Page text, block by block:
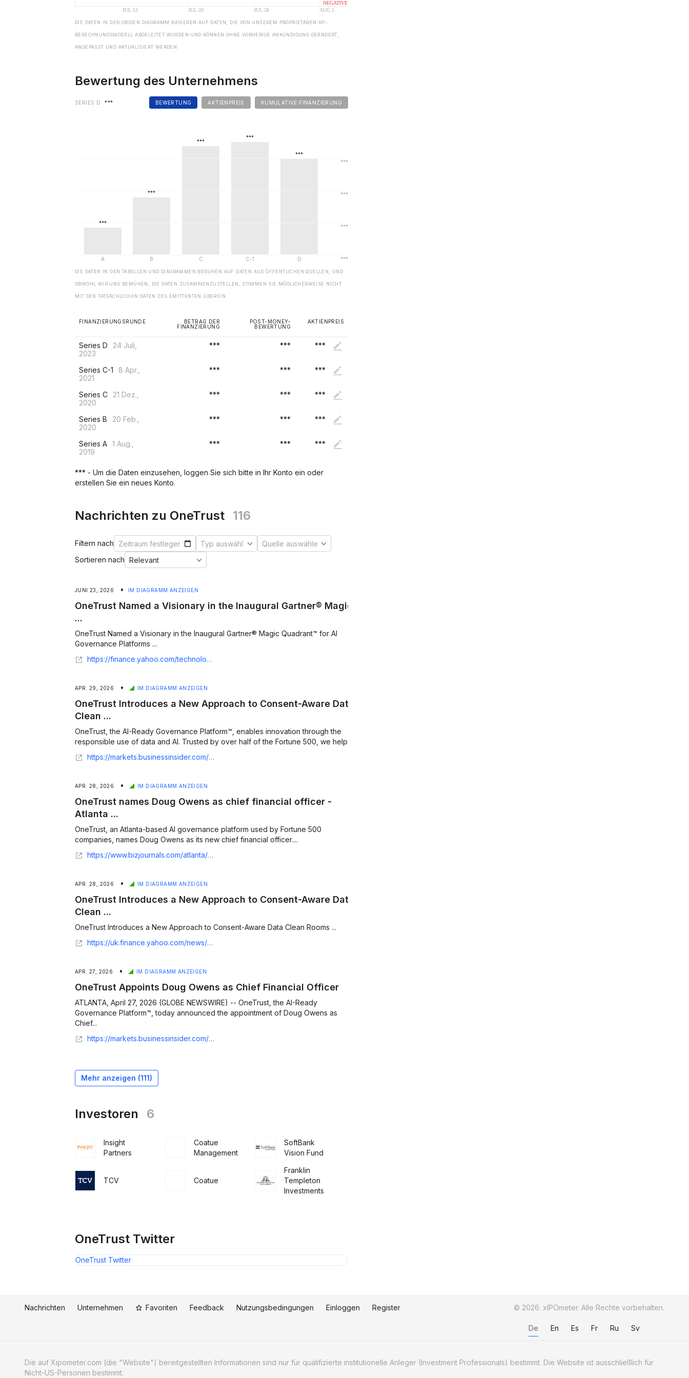
DIE DATEN IN DER OBIGEN DIAGRAMM BASIEREN AUF DATEN, DIE VON UNSEREM PROPRIETÄREN XP-
BERECHNUNGSMODELL ABGELEITET WURDEN UND KÖNNEN OHNE VORHERIGE ANKÜNDIGUNG GEÄNDERT,
ANGEPASST UND AKTUALISIERT WERDEN.
Bewertung des Unternehmens
BEWERTUNG AKTIENPREIS KUMULATIVE FINANZIERUNG
SERIES D ***
DIE DATEN IN DEN TABELLEN UND DIAGRAMMEN BERUHEN AUF DATEN AUS ÖFFENTLICHEN QUELLEN, UND
OBWOHL WIR UNS BEMÜHEN, DIE DATEN ZUSAMMENZUSTELLEN, STIMMEN SIE MÖGLICHERWEISE NICHT
MIT DEN TATSÄCHLICHEN DATEN DES EMITTENTEN ÜBEREIN.
FINANZIERUNGSRUNDE
BETRAG DER
FINANZIERUNG
POST-MONEY-
BEWERTUNG
AKTIENPREIS
Series D
24 Juli,
2023
*** *** ***
Series C-1
8 Apr.,
2021
*** *** ***
Series C
21 Dez.,
2020
*** *** ***
Series B
20 Feb.,
2020
*** *** ***
Series A 1 Aug.,
2019
*** *** ***
*** - Um die Daten einzusehen, loggen Sie sich bitte in Ihr Konto ein oder
erstellen Sie ein neues Konto.
Nachrichten zu OneTrust 116
Filtern nach
Sortieren nach
JUNI 23, 2026 • IM DIAGRAMM ANZEIGEN
OneTrust Named a Visionary in the Inaugural Gartner® Magic
...
OneTrust Named a Visionary in the Inaugural Gartner® Magic Quadrant™ for AI
Governance Platforms ...
https://finance.yahoo.com/technology/ai/articles/onetrust-named-visionary-inaugural-gartner-163700113.html
APR. 29, 2026 • IM DIAGRAMM ANZEIGEN
OneTrust Introduces a New Approach to Consent-Aware Data
Clean ...
OneTrust, the AI-Ready Governance Platform™, enables innovation through the
responsible use of data and AI. Trusted by over half of the Fortune 500, we help ...
https://markets.businessinsider.com/news/stocks/onetrust-introduces-a-new-approach-to-consent-aware-data-clean-rooms-1036072047
APR. 28, 2026 • IM DIAGRAMM ANZEIGEN
OneTrust names Doug Owens as chief financial officer -
Atlanta ...
OneTrust, an Atlanta-based AI governance platform used by Fortune 500
companies, names Doug Owens as its new chief financial officer....
https://www.bizjournals.com/atlanta/news/2026/04/27/onetrust-doug-owens-chief-financial-officer.html
APR. 28, 2026 • IM DIAGRAMM ANZEIGEN
OneTrust Introduces a New Approach to Consent-Aware Data
Clean ...
OneTrust Introduces a New Approach to Consent-Aware Data Clean Rooms ...
https://uk.finance.yahoo.com/news/onetrust-introduces-approach-consent-aware-134500318.html
APR. 27, 2026 • IM DIAGRAMM ANZEIGEN
OneTrust Appoints Doug Owens as Chief Financial Officer
ATLANTA, April 27, 2026 (GLOBE NEWSWIRE) -- OneTrust, the AI-Ready
Governance Platform™, today announced the appointment of Doug Owens as
Chief...
https://markets.businessinsider.com/news/stocks/onetrust-appoints-doug-owens-as-chief-financial-officer-1036066413
Mehr anzeigen (111)
Investoren 6
Insight
Partners
Coatue
Management
SoftBank
Vision Fund
TCV Coatue
Franklin
Templeton
Investments
OneTrust Twitter
OneTrust Twitter
Nachrichten Unternehmen Favoriten Feedback Nutzungsbedingungen Einloggen Register © 2026. xIPOmeter. Alle Rechte vorbehalten.
De En Es Fr Ru Sv
Die auf Xipometer.com (die "Website") bereitgestellten Informationen sind nur für qualifizierte institutionelle Anleger (Investment Professionals) bestimmt. Die Website ist ausschließlich für
Nicht-US-Personen bestimmt.